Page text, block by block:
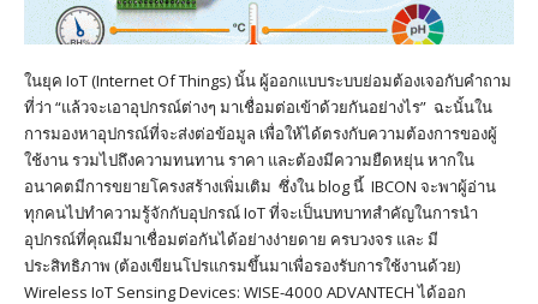
ในยุค IoT (Internet Of Things) นั้น ผู้ออกแบบระบบย่อมต้องเจอกับคำถาม
ที่ว่า “แล้วจะเอาอุปกรณ์ต่างๆ มาเชื่อมต่อเข้าด้วยกันอย่างไร” ฉะนั้นใน
การมองหาอุปกรณ์ที่จะส่งต่อข้อมูล เพื่อให้ได้ตรงกับความต้องการของผู้
ใช้งาน รวมไปถึงความทนทาน ราคา และต้องมีความยืดหยุ่น หากใน
อนาคตมีการขยายโครงสร้างเพิ่มเติม ซึ่งใน blog นี้ IBCON จะพาผู้อ่าน
ทุกคนไปทำความรู้จักกับอุปกรณ์ IoT ที่จะเป็นบทบาทสำคัญในการนำ
อุปกรณ์ที่คุณมีมาเชื่อมต่อกันได้อย่างง่ายดาย ครบวงจร และ มี
ประสิทธิภาพ (ต้องเขียนโปรแกรมขึ้นมาเพื่อรองรับการใช้งานด้วย)
Wireless IoT Sensing Devices: WISE-4000 ADVANTECH ได้ออก